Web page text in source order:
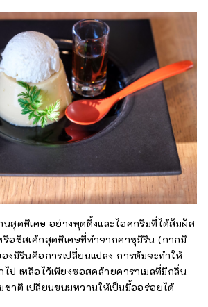
นสุดพิเศษ อย่างพุดดิ้งและไอศกรีมที่ได้สัมผัส
อชีสเค้กสุดพิเศษที่ทำจากคาซุมิริน (กากมิ
งมิรินคือการเปลี่ยนแปลง การต้มจะทำให้
ป เหลือไว้เพียงซอสคล้ายคาราเมลที่มีกลิ่น
าติ เปลี่ยนขนมหวานให้เป็นมื้ออร่อยได้